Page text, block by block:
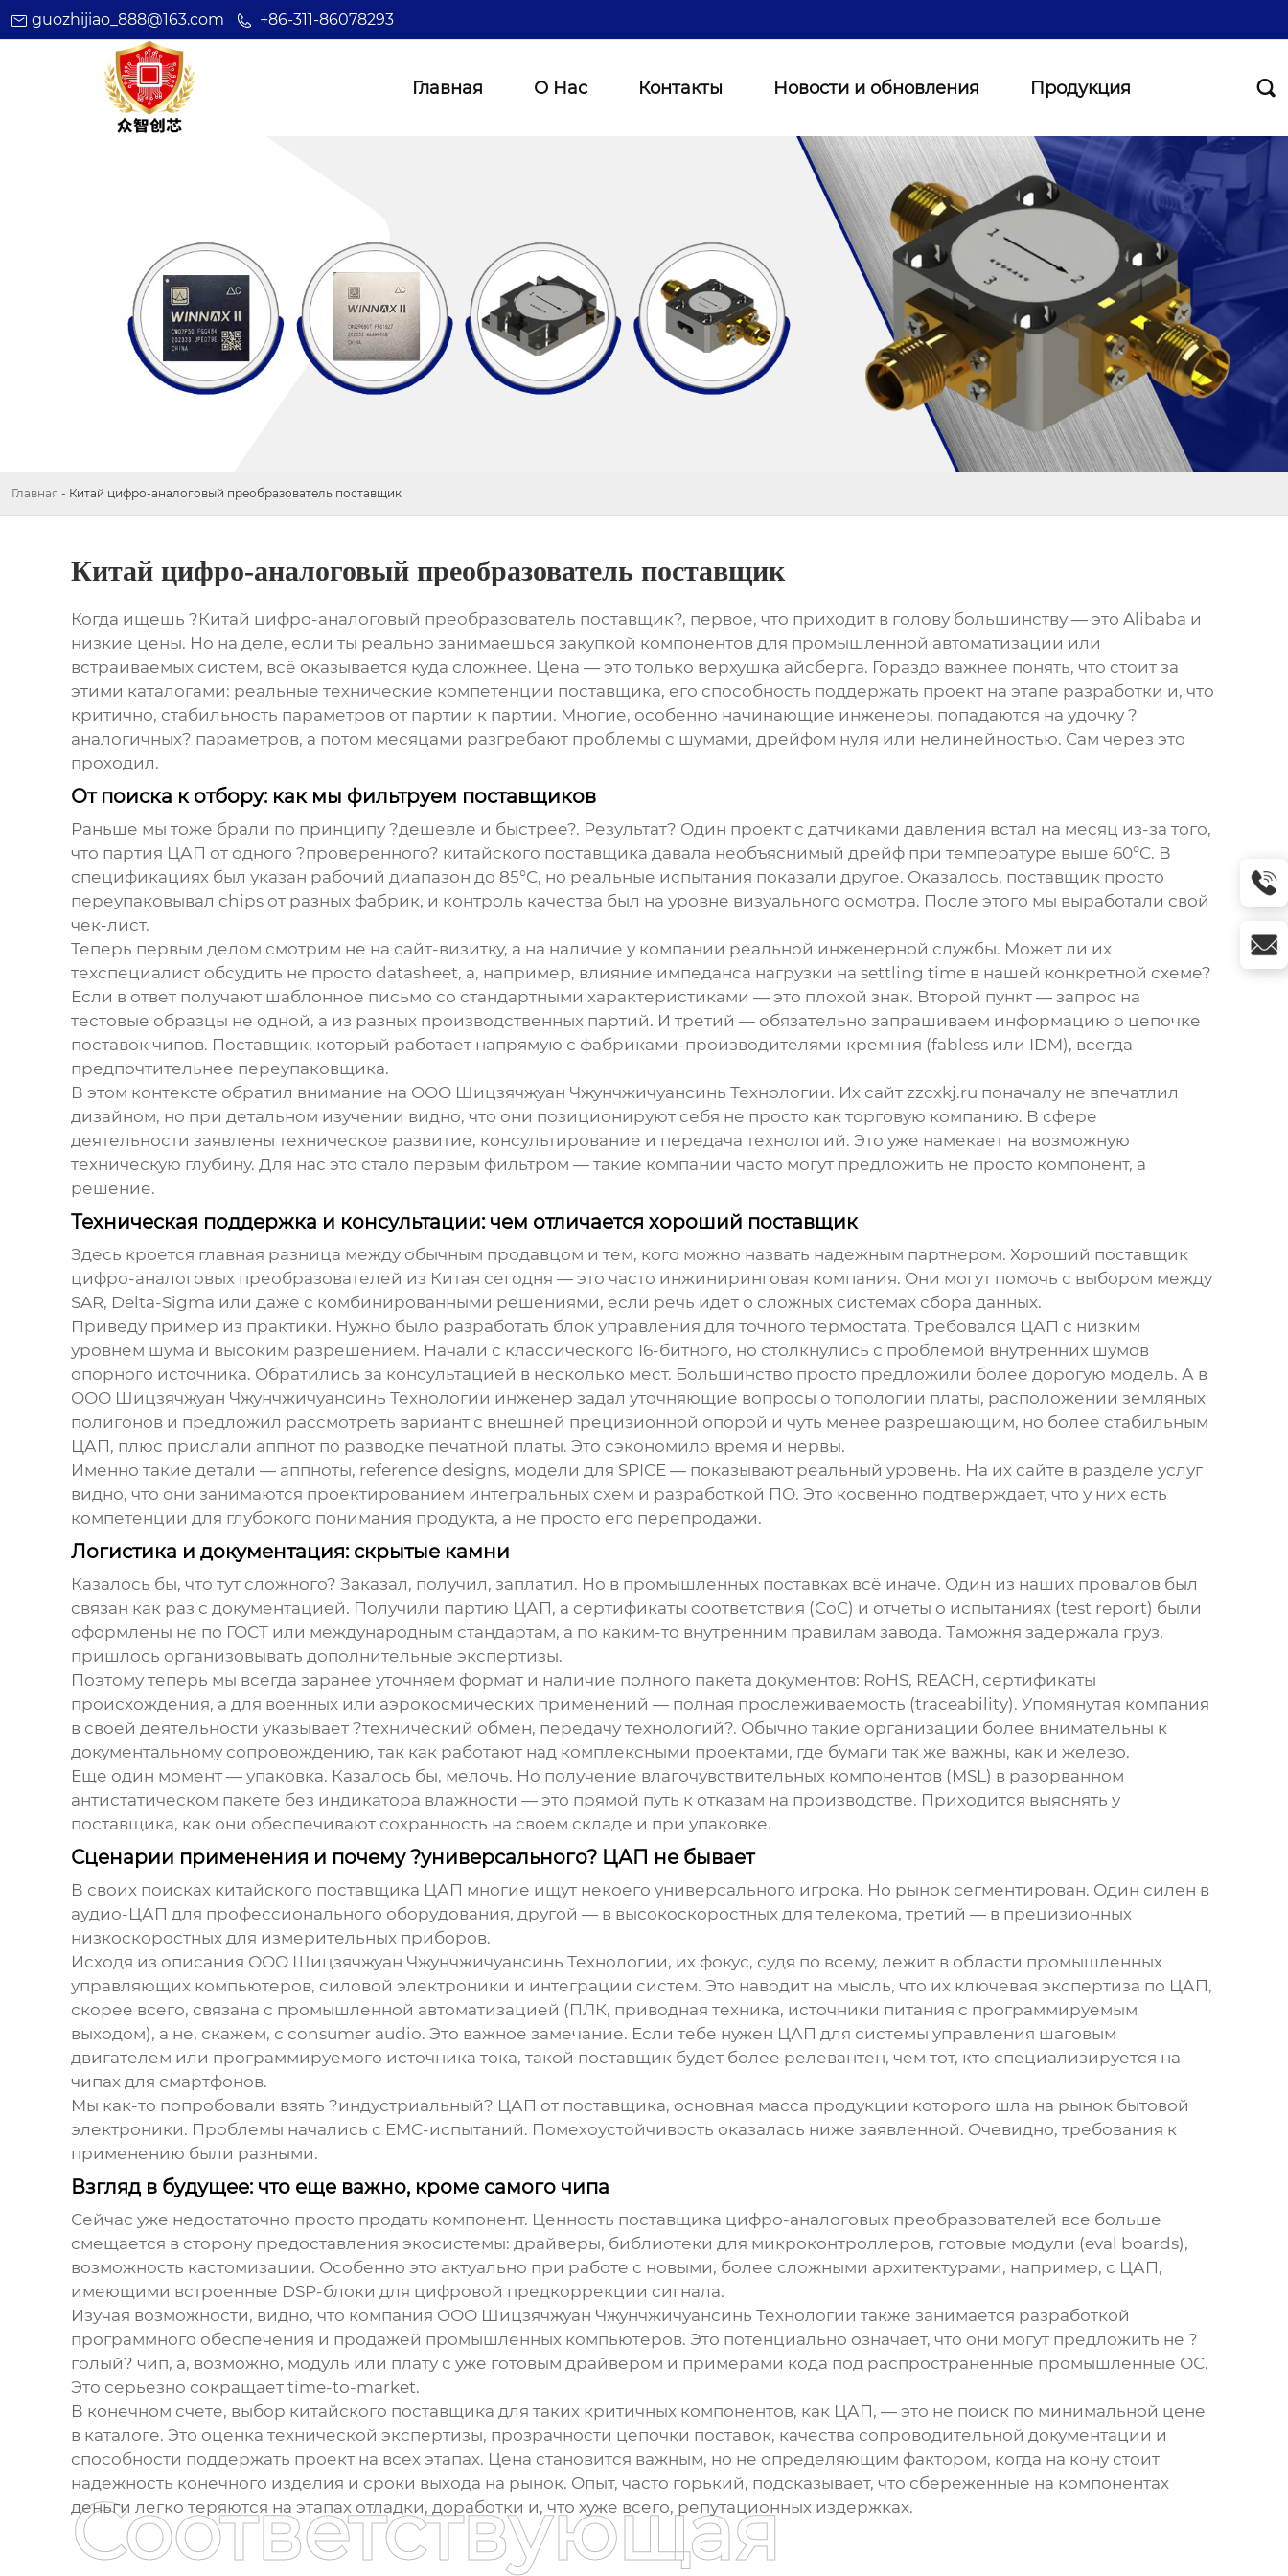
guozhijiao_888@163.com +86-311-86078293
Главная О Нас Контакты Новости и обновления Продукция 
Главная - Китай цифро-аналоговый преобразователь поставщик
Китай цифро-аналоговый преобразователь поставщик
Когда ищешь ?Китай цифро-аналоговый преобразователь поставщик?, первое, что приходит в голову большинству — это Alibaba и
низкие цены. Но на деле, если ты реально занимаешься закупкой компонентов для промышленной автоматизации или
встраиваемых систем, всё оказывается куда сложнее. Цена — это только верхушка айсберга. Гораздо важнее понять, что стоит за
этими каталогами: реальные технические компетенции поставщика, его способность поддержать проект на этапе разработки и, что
критично, стабильность параметров от партии к партии. Многие, особенно начинающие инженеры, попадаются на удочку ?
аналогичных? параметров, а потом месяцами разгребают проблемы с шумами, дрейфом нуля или нелинейностью. Сам через это
проходил.
От поиска к отбору: как мы фильтруем поставщиков
Раньше мы тоже брали по принципу ?дешевле и быстрее?. Результат? Один проект с датчиками давления встал на месяц из-за того,
что партия ЦАП от одного ?проверенного? китайского поставщика давала необъяснимый дрейф при температуре выше 60°C. В
спецификациях был указан рабочий диапазон до 85°C, но реальные испытания показали другое. Оказалось, поставщик просто
переупаковывал chips от разных фабрик, и контроль качества был на уровне визуального осмотра. После этого мы выработали свой
чек-лист.
Теперь первым делом смотрим не на сайт-визитку, а на наличие у компании реальной инженерной службы. Может ли их
техспециалист обсудить не просто datasheet, а, например, влияние импеданса нагрузки на settling time в нашей конкретной схеме?
Если в ответ получают шаблонное письмо со стандартными характеристиками — это плохой знак. Второй пункт — запрос на
тестовые образцы не одной, а из разных производственных партий. И третий — обязательно запрашиваем информацию о цепочке
поставок чипов. Поставщик, который работает напрямую с фабриками-производителями кремния (fabless или IDM), всегда
предпочтительнее переупаковщика.
В этом контексте обратил внимание на ООО Шицзячжуан Чжунчжичуансинь Технологии. Их сайт zzcxkj.ru поначалу не впечатлил
дизайном, но при детальном изучении видно, что они позиционируют себя не просто как торговую компанию. В сфере
деятельности заявлены техническое развитие, консультирование и передача технологий. Это уже намекает на возможную
техническую глубину. Для нас это стало первым фильтром — такие компании часто могут предложить не просто компонент, а
решение.
Техническая поддержка и консультации: чем отличается хороший поставщик
Здесь кроется главная разница между обычным продавцом и тем, кого можно назвать надежным партнером. Хороший поставщик
цифро-аналоговых преобразователей из Китая сегодня — это часто инжиниринговая компания. Они могут помочь с выбором между
SAR, Delta-Sigma или даже с комбинированными решениями, если речь идет о сложных системах сбора данных.
Приведу пример из практики. Нужно было разработать блок управления для точного термостата. Требовался ЦАП с низким
уровнем шума и высоким разрешением. Начали с классического 16-битного, но столкнулись с проблемой внутренних шумов
опорного источника. Обратились за консультацией в несколько мест. Большинство просто предложили более дорогую модель. А в
ООО Шицзячжуан Чжунчжичуансинь Технологии инженер задал уточняющие вопросы о топологии платы, расположении земляных
полигонов и предложил рассмотреть вариант с внешней прецизионной опорой и чуть менее разрешающим, но более стабильным
ЦАП, плюс прислали аппнот по разводке печатной платы. Это сэкономило время и нервы.
Именно такие детали — аппноты, reference designs, модели для SPICE — показывают реальный уровень. На их сайте в разделе услуг
видно, что они занимаются проектированием интегральных схем и разработкой ПО. Это косвенно подтверждает, что у них есть
компетенции для глубокого понимания продукта, а не просто его перепродажи.
Логистика и документация: скрытые камни
Казалось бы, что тут сложного? Заказал, получил, заплатил. Но в промышленных поставках всё иначе. Один из наших провалов был
связан как раз с документацией. Получили партию ЦАП, а сертификаты соответствия (CoC) и отчеты о испытаниях (test report) были
оформлены не по ГОСТ или международным стандартам, а по каким-то внутренним правилам завода. Таможня задержала груз,
пришлось организовывать дополнительные экспертизы.
Поэтому теперь мы всегда заранее уточняем формат и наличие полного пакета документов: RoHS, REACH, сертификаты
происхождения, а для военных или аэрокосмических применений — полная прослеживаемость (traceability). Упомянутая компания
в своей деятельности указывает ?технический обмен, передачу технологий?. Обычно такие организации более внимательны к
документальному сопровождению, так как работают над комплексными проектами, где бумаги так же важны, как и железо.
Еще один момент — упаковка. Казалось бы, мелочь. Но получение влагочувствительных компонентов (MSL) в разорванном
антистатическом пакете без индикатора влажности — это прямой путь к отказам на производстве. Приходится выяснять у
поставщика, как они обеспечивают сохранность на своем складе и при упаковке.
Сценарии применения и почему ?универсального? ЦАП не бывает
В своих поисках китайского поставщика ЦАП многие ищут некоего универсального игрока. Но рынок сегментирован. Один силен в
аудио-ЦАП для профессионального оборудования, другой — в высокоскоростных для телекома, третий — в прецизионных
низкоскоростных для измерительных приборов.
Исходя из описания ООО Шицзячжуан Чжунчжичуансинь Технологии, их фокус, судя по всему, лежит в области промышленных
управляющих компьютеров, силовой электроники и интеграции систем. Это наводит на мысль, что их ключевая экспертиза по ЦАП,
скорее всего, связана с промышленной автоматизацией (ПЛК, приводная техника, источники питания с программируемым
выходом), а не, скажем, с consumer audio. Это важное замечание. Если тебе нужен ЦАП для системы управления шаговым
двигателем или программируемого источника тока, такой поставщик будет более релевантен, чем тот, кто специализируется на
чипах для смартфонов.
Мы как-то попробовали взять ?индустриальный? ЦАП от поставщика, основная масса продукции которого шла на рынок бытовой
электроники. Проблемы начались с EMC-испытаний. Помехоустойчивость оказалась ниже заявленной. Очевидно, требования к
применению были разными.
Взгляд в будущее: что еще важно, кроме самого чипа
Сейчас уже недостаточно просто продать компонент. Ценность поставщика цифро-аналоговых преобразователей все больше
смещается в сторону предоставления экосистемы: драйверы, библиотеки для микроконтроллеров, готовые модули (eval boards),
возможность кастомизации. Особенно это актуально при работе с новыми, более сложными архитектурами, например, с ЦАП,
имеющими встроенные DSP-блоки для цифровой предкоррекции сигнала.
Изучая возможности, видно, что компания ООО Шицзячжуан Чжунчжичуансинь Технологии также занимается разработкой
программного обеспечения и продажей промышленных компьютеров. Это потенциально означает, что они могут предложить не ?
голый? чип, а, возможно, модуль или плату с уже готовым драйвером и примерами кода под распространенные промышленные ОС.
Это серьезно сокращает time-to-market.
В конечном счете, выбор китайского поставщика для таких критичных компонентов, как ЦАП, — это не поиск по минимальной цене
в каталоге. Это оценка технической экспертизы, прозрачности цепочки поставок, качества сопроводительной документации и
способности поддержать проект на всех этапах. Цена становится важным, но не определяющим фактором, когда на кону стоит
надежность конечного изделия и сроки выхода на рынок. Опыт, часто горький, подсказывает, что сбереженные на компонентах
деньги легко теряются на этапах отладки, доработки и, что хуже всего, репутационных издержках.
Соответствующая